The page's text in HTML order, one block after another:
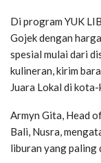
Di program YUK
Gojek dengan
spesial mulai dari
kulineran, kirim
Juara Lokal di
Armyn Gita, Head
Bali, Nusra,
liburan yang